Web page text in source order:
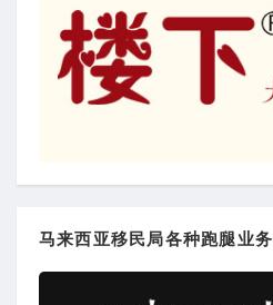
马来西亚移民局各种跑腿业务